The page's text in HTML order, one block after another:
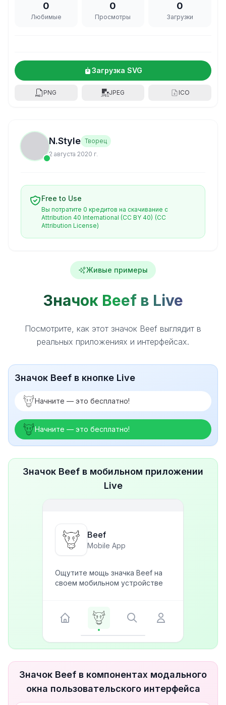
0
Любимые
0
Просмотры
0
Загрузки
Загрузка SVG
PNG JPEG ICO
N.Style Творец
2 августа 2020 г.
Free to Use
Вы потратите 0 кредитов на скачивание с
Attribution 40 International (CC BY 40) (CC
Attribution License)
Живые примеры
Значок Beef в Live
Посмотрите, как этот значок Beef выглядит в
реальных приложениях и интерфейсах.
Значок Beef в кнопке Live
Начните — это бесплатно!
Начните — это бесплатно!
Значок Beef в мобильном приложении
Live
Beef
Mobile App
Ощутите мощь значка Beef на
своем мобильном устройстве
Значок Beef в компонентах модального
окна пользовательского интерфейса